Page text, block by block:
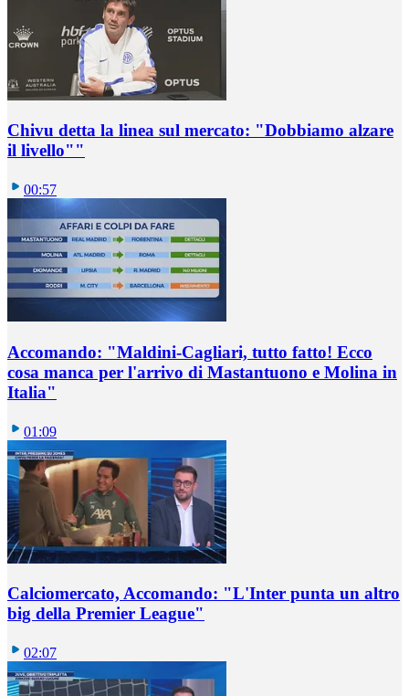
Chivu detta la linea sul mercato: "Dobbiamo alzare
il livello""
00:57
Accomando: "Maldini-Cagliari, tutto fatto! Ecco
cosa manca per l'arrivo di Mastantuono e Molina in
Italia"
01:09
Calciomercato, Accomando: "L'Inter punta un altro
big della Premier League"
02:07